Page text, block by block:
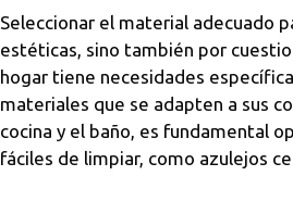
Seleccionar el material adecuado
estéticas, sino también por
hogar tiene necesidades
materiales que se adapten a sus
cocina y el baño, es fundamental
fáciles de limpiar, como azulejos